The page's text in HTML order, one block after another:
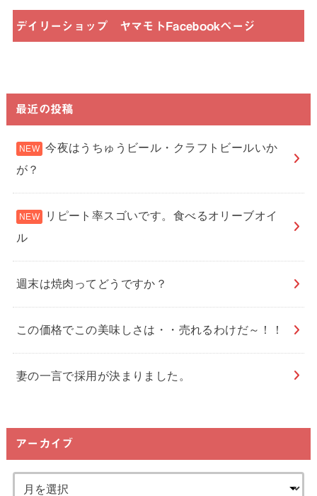
デイリーショップ ヤマモトFacebookページ
最近の投稿
今夜はうちゅうビール・クラフトビールいか
が？
リピート率スゴいです。食べるオリーブオイ
ル
週末は焼肉ってどうですか？
この価格でこの美味しさは・・売れるわけだ～！！
妻の一言で採用が決まりました。
アーカイブ